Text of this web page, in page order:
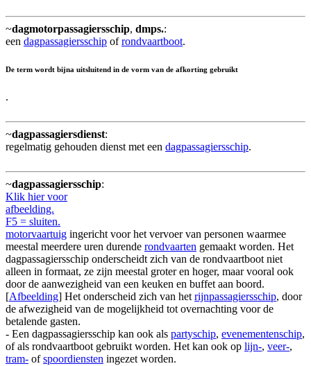
~dagmotorpassagiersschip, dmps.:
een dagpassagiersschip ofrondvaartboot.
De term wordt bijna uitsluitend in de vorm van de afkorting gebruikt
.
~dagpassagiersdienst:
regelmatig gehouden dienst met een dagpassagiersschip.
~dagpassagiersschip:
Klik hier voor
afbeelding.
F5 = sluiten.
motorvaartuig ingericht voor het vervoer van personen waarmee
meestal meerdere uren durende rondvaarten gemaakt worden. Het
dagpassagiersschip onderscheidt zich van de rondvaartboot niet
alleen in formaat, ze zijn meestal groter en hoger, maar vooral ook
door de aanwezigheid van een keuken en buffet aan boord.
[Afbeelding] Het onderscheid zich van het rijnpassagiersschip, door
de afwezigheid van de mogelijkheid tot overnachting voor de
betalende gasten.
- Een dagpassagiersschip kan ook als partyschip, evenementenschip,
of als rondvaartboot gebruikt worden. Het kan ook op lijn-, veer-,
tram- ofspoordiensten ingezet worden.